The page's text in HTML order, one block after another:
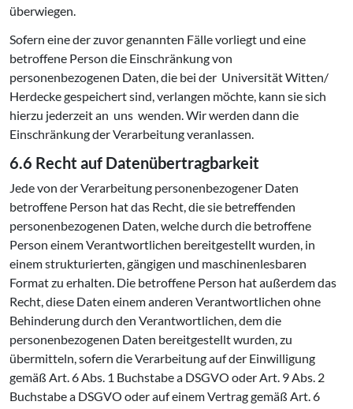
überwiegen.
Sofern eine der zuvor genannten Fälle vorliegt und eine
betroffene Person die Einschränkung von
personenbezogenen Daten, die bei der Universität Witten/
Herdecke gespeichert sind, verlangen möchte, kann sie sich
hierzu jederzeit an uns wenden. Wir werden dann die
Einschränkung der Verarbeitung veranlassen.
6.6 Recht auf Datenübertragbarkeit
Jede von der Verarbeitung personenbezogener Daten
betroffene Person hat das Recht, die sie betreffenden
personenbezogenen Daten, welche durch die betroffene
Person einem Verantwortlichen bereitgestellt wurden, in
einem strukturierten, gängigen und maschinenlesbaren
Format zu erhalten. Die betroffene Person hat außerdem das
Recht, diese Daten einem anderen Verantwortlichen ohne
Behinderung durch den Verantwortlichen, dem die
personenbezogenen Daten bereitgestellt wurden, zu
übermitteln, sofern die Verarbeitung auf der Einwilligung
gemäß Art. 6 Abs. 1 Buchstabe a DSGVO oder Art. 9 Abs. 2
Buchstabe a DSGVO oder auf einem Vertrag gemäß Art. 6